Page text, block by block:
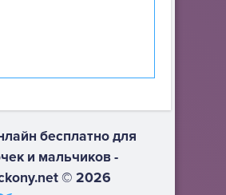
бесплатно для
и мальчиков -
© 2026